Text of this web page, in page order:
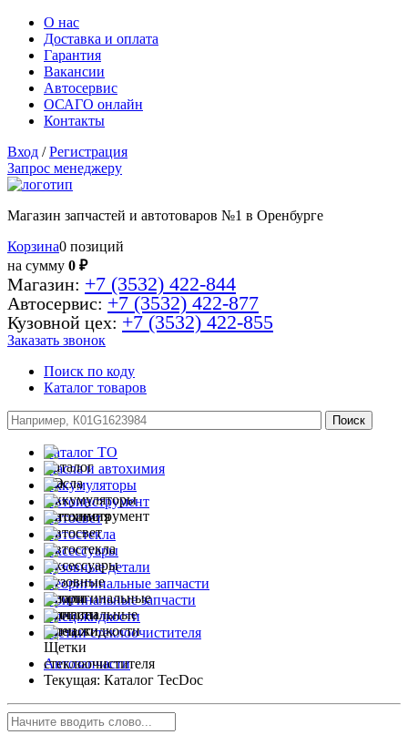
О нас
Доставка и оплата
Гарантия
Вакансии
Автосервис
ОСАГО онлайн
Контакты
Вход / Регистрация
Запрос менеджеру
Магазин запчастей и автотоваров №1 в Оренбурге
Корзина0 позиций
на сумму 0 ₽
Магазин: +7 (3532) 422-844
Автосервис: +7 (3532) 422-877
Кузовной цех: +7 (3532) 422-855
Заказать звонок
Поиск по коду
Каталог товаров
Каталог ТО
Масла и автохимия
Аккумуляторы
Автоинструмент
Автосвет
Автостекла
Аксессуары
Кузовные детали
Неоригинальные запчасти
Оригинальные запчасти
Спец.жидкости
Щетки стеклоочистителя
Автозапчасти
Текущая: Каталог TecDoc